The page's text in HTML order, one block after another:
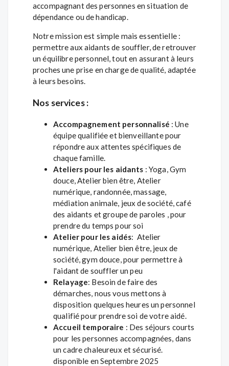
accompagnant des personnes en situation de
dépendance ou de handicap.
Notre mission est simple mais essentielle :
permettre aux aidants de souffler, de retrouver
un équilibre personnel, tout en assurant à leurs
proches une prise en charge de qualité, adaptée
à leurs besoins.
Nos services :
Accompagnement personnalisé : Une
équipe qualifiée et bienveillante pour
répondre aux attentes spécifiques de
chaque famille.
Ateliers pour les aidants : Yoga, Gym
douce, Atelier bien être, Atelier
numérique, randonnée, massage,
médiation animale, jeux de société, café
des aidants et groupe de paroles , pour
prendre du temps pour soi
Atelier pour les aidés: Atelier
numérique, Atelier bien être, jeux de
société, gym douce, pour permettre à
l'aidant de souffler un peu
Relayage: Besoin de faire des
démarches, nous vous mettons à
disposition quelques heures un personnel
qualifié pour prendre soi de votre aidé.
Accueil temporaire : Des séjours courts
pour les personnes accompagnées, dans
un cadre chaleureux et sécurisé.
disponible en Septembre 2025